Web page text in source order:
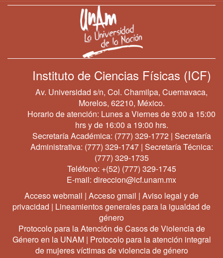
Instituto de Ciencias Físicas (ICF)
Av. Universidad s/n, Col. Chamilpa, Cuernavaca,
Morelos, 62210, México.
Horario de atención: Lunes a Viernes de 9:00 a 15:00
hrs y de 16:00 a 19:00 hrs.
Secretaría Académica: (777) 329-1772 | Secretaría
Administrativa: (777) 329-1747| Secretaría Técnica:
(777) 329-1735
Teléfono: +(52) (777) 329-1745
E-mail: direccion@icf.unam.mx
Acceso webmail | Acceso gmail | Aviso legal y de
privacidad | Lineamientos generales para la igualdad de
género
Protocolo para la Atención de Casos de Violencia de
Género en la UNAM| Protocolo para la atención integral
de mujeres víctimas de violencia de género